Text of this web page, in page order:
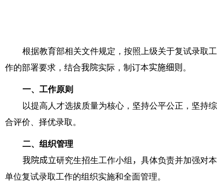
根据教育部相关文件规定，按照上级关于复试录取工
作的部署要求，结合我院实际，制订本实施细则 。
一、工作原则
以提高人才选拔质量为核心，坚持公平公正，坚持综
合评价、择优录取。
二、组织管理
我院成立研究生招生工作小组 ， 具体负责并加强对本
单位复试录取工作的组织实施和全面管理。